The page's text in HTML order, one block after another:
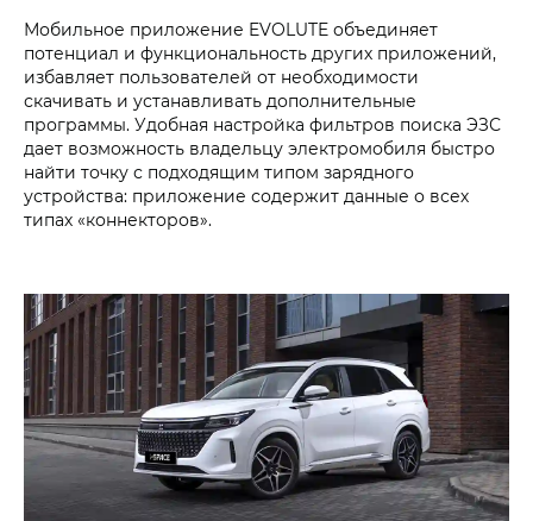
Мобильное приложение EVOLUTE объединяет
потенциал и функциональность других приложений,
избавляет пользователей от необходимости
скачивать и устанавливать дополнительные
программы. Удобная настройка фильтров поиска ЭЗС
дает возможность владельцу электромобиля быстро
найти точку с подходящим типом зарядного
устройства: приложение содержит данные о всех
типах «коннекторов».